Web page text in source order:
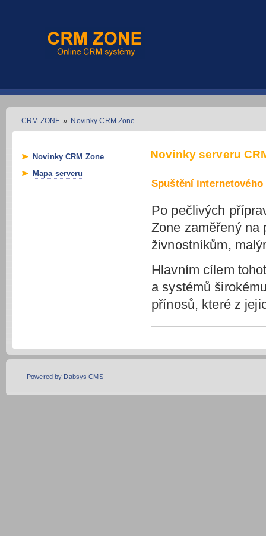
CRM ZONE » Novinky CRM Zone
Novinky CRM Zone
Mapa serveru
Novinky serveru
Spuštění internetového
Po pečlivých
Zone zaměřený na
živnostníkům,
Hlavním cílem
a systémů
přínosů, které z
Powered by Dabsys CMS